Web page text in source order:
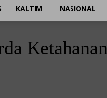
KALTIM NASIONAL